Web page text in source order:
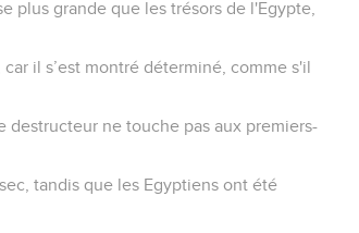
plus grande que les trésors de l'Egypte,
il s’est montré déterminé, comme s'il
destructeur ne touche pas aux premiers-
tandis que les Egyptiens ont été